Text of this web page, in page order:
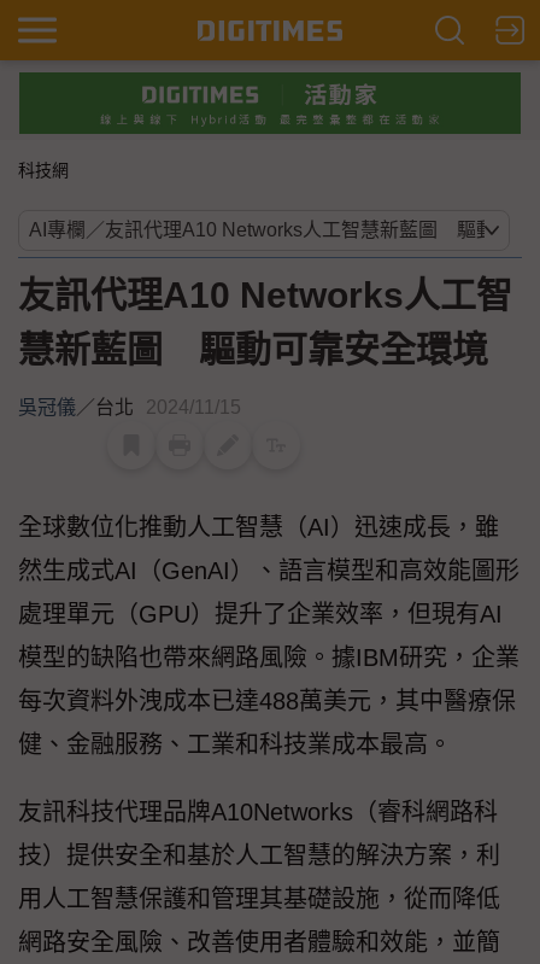
科技網
友訊代理A10 Networks人工智
慧新藍圖 驅動可靠安全環境
吳冠儀／台北 2024/11/15
全球數位化推動人工智慧（AI）迅速成長，雖
然生成式AI（GenAI）、語言模型和高效能圖形
處理單元（GPU）提升了企業效率，但現有AI
模型的缺陷也帶來網路風險。據IBM研究，企業
每次資料外洩成本已達488萬美元，其中醫療保
健、金融服務、工業和科技業成本最高。
友訊科技代理品牌A10Networks（睿科網路科
技）提供安全和基於人工智慧的解決方案，利
用人工智慧保護和管理其基礎設施，從而降低
網路安全風險、改善使用者體驗和效能，並簡